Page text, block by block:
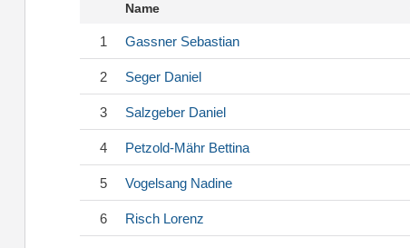
Name
1 Gassner Sebastian
2 Seger Daniel
3 Salzgeber Daniel
4 Petzold-Mähr Bettina
5 Vogelsang Nadine
6 Risch Lorenz